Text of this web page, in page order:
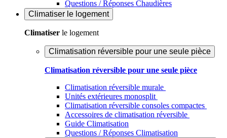
Questions / Réponses Chaudières
Climatiser le logement
Climatiser le logement
Climatisation réversible pour une seule pièce
Climatisation réversible pour une seule pièce
Climatisation réversible murale
Unités extérieures monosplit
Climatisation réversible consoles compactes
Accessoires de climatisation réversible
Guide Climatisation
Questions / Réponses Climatisation